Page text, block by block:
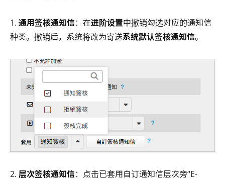
1. 通用签核通知信：在进阶设置中撤销勾选对应的通知信
种类。撤销后，系统将改为寄送系统默认签核通知信。
2. 层次签核通知信：点击已套用自订通知信层次旁“E-